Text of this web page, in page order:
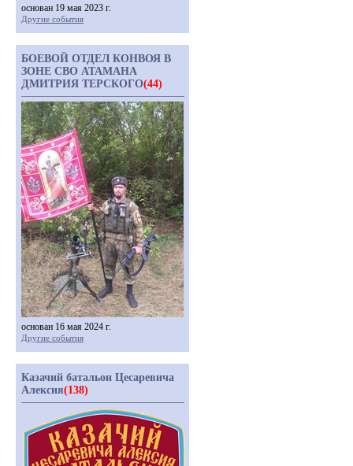
основан 19 мая 2023 г.
Другие события
БОЕВОЙ ОТДЕЛ КОНВОЯ В
ЗОНЕ СВО АТАМАНА
ДМИТРИЯ ТЕРСКОГО(44)
основан 16 мая 2024 г.
Другие события
Казачий батальон Цесаревича
Алексия(138)